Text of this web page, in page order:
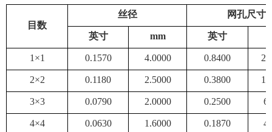
目数
丝径 网孔尺寸
英寸 mm 英寸
1×1 0.1570 4.0000 0.8400
2×2 0.1180 2.5000 0.3800
3×3 0.0790 2.0000 0.2500
4×4 0.0630 1.6000 0.1870